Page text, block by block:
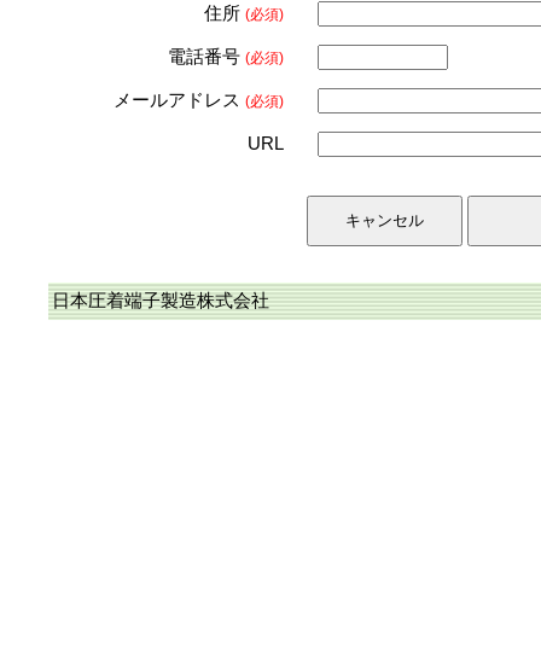
住所 (必須)
電話番号 (必須)
メールアドレス (必須)
URL
日本圧着端子製造株式会社